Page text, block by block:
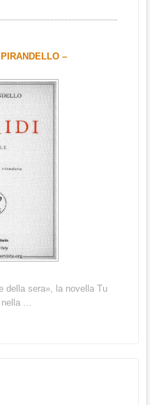
–
della sera», la novella Tu
...